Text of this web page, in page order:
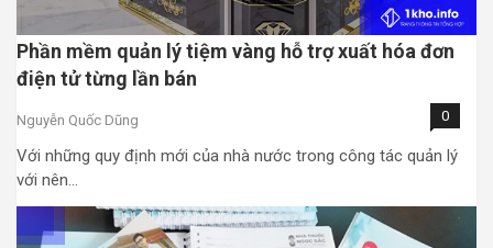
Phần mềm quản lý tiệm vàng hỗ trợ xuất hóa đơn
điện tử từng lần bán
Nguyễn Quốc Dũng 0
Với những quy định mới của nhà nước trong công tác quản lý
với nên…